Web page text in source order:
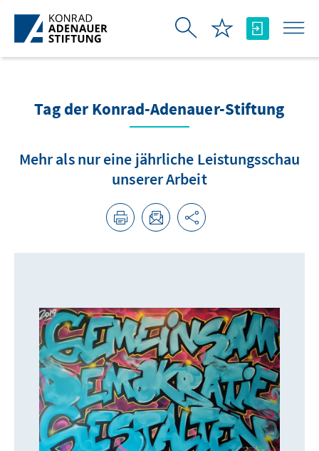
Saut au contenu principal
Tag der Konrad-Adenauer-Stiftung
Mehr als nur eine jährliche Leistungsschau
unserer Arbeit